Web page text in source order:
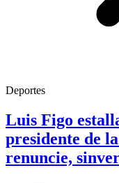
Deportes
Luis Figo
presidente de
renuncie,